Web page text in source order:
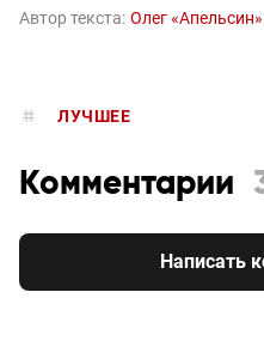
Автор текста: Олег
ЛУЧШЕЕ
Комментарии
Написать